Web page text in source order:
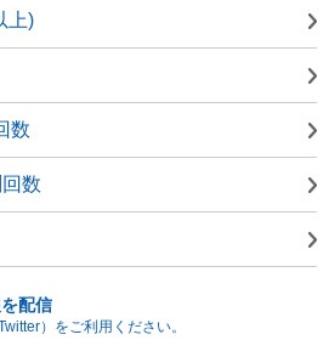
上)
数
数
配信
）をご利用ください。